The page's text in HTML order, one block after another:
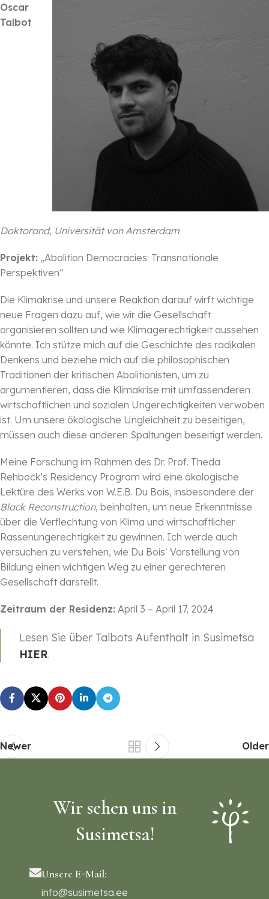
Oscar
Talbot
Doktorand, Universität von Amsterdam
Projekt: „Abolition Democracies: Transnationale
Perspektiven“
Die Klimakrise und unsere Reaktion darauf wirft wichtige
neue Fragen dazu auf, wie wir die Gesellschaft
organisieren sollten und wie Klimagerechtigkeit aussehen
könnte. Ich stütze mich auf die Geschichte des radikalen
Denkens und beziehe mich auf die philosophischen
Traditionen der kritischen Abolitionisten, um zu
argumentieren, dass die Klimakrise mit umfassenderen
wirtschaftlichen und sozialen Ungerechtigkeiten verwoben
ist. Um unsere ökologische Ungleichheit zu beseitigen,
müssen auch diese anderen Spaltungen beseitigt werden.
Meine Forschung im Rahmen des Dr. Prof. Theda
Rehbock’s Residency Program wird eine ökologische
Lektüre des Werks von W.E.B. Du Bois, insbesondere der
Black Reconstruction, beinhalten, um neue Erkenntnisse
über die Verflechtung von Klima und wirtschaftlicher
Rassenungerechtigkeit zu gewinnen. Ich werde auch
versuchen zu verstehen, wie Du Bois‘ Vorstellung von
Bildung einen wichtigen Weg zu einer gerechteren
Gesellschaft darstellt.
Zeitraum der Residenz: April 3 – April 17, 2024
Lesen Sie über Talbots Aufenthalt in Susimetsa
HIER.
Newer Older
Wir sehen uns in
Susimetsa!
Unsere E-Mail:
info@susimetsa.ee